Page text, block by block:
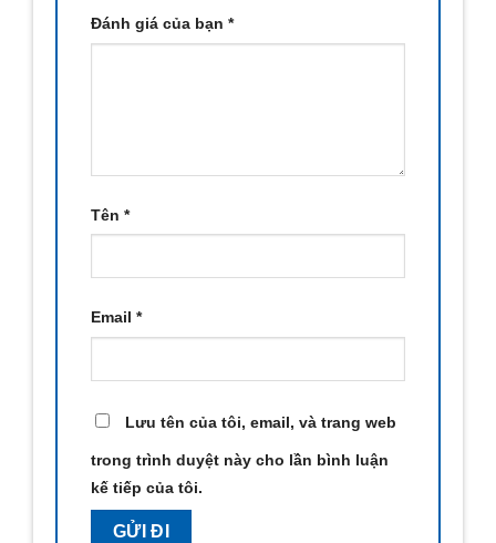
Đánh giá của bạn *
Tên *
Email *
Lưu tên của tôi, email, và trang web
trong trình duyệt này cho lần bình luận
kế tiếp của tôi.